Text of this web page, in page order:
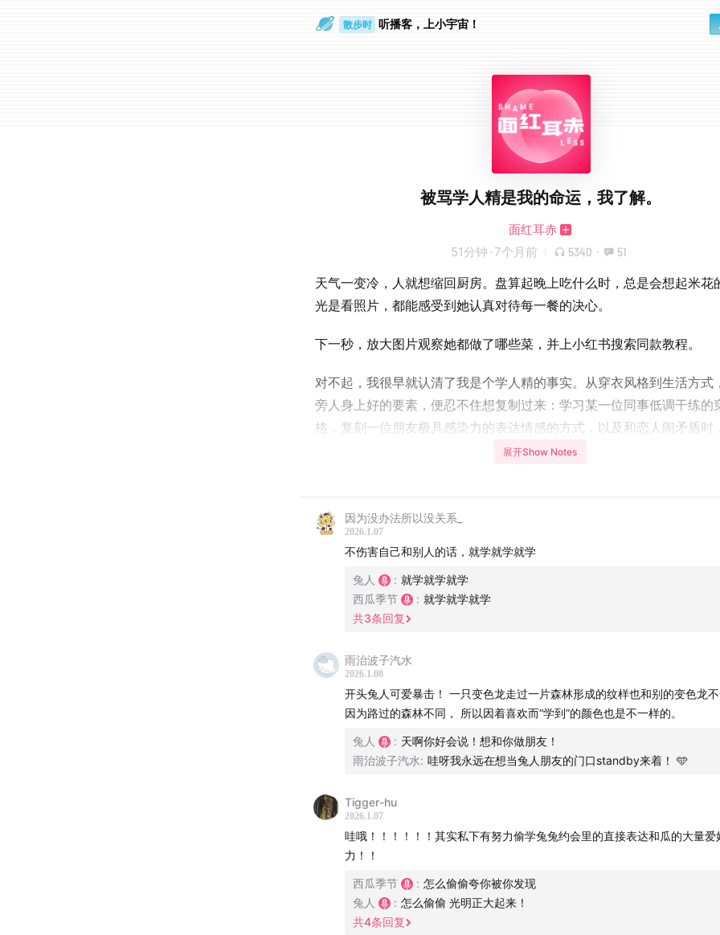
散步时 听播客，上小宇宙！
被骂学人精是我的命运，我了解。
面红耳赤
51分钟 · 7个月前 5340 · 51
天气一变冷，人就想缩回厨房。盘算起晚上吃什么时，总是会想起米花
光是看照片，都能感受到她认真对待每一餐的决心。
下一秒，放大图片观察她都做了哪些菜，并上小红书搜索同款教程。
对不起，我很早就认清了我是个学人精的事实。从穿衣风格到生活方式
旁人身上好的要素，便忍不住想复制过来：学习某一位同事低调干练的
格，复刻一位朋友极具感染力的表达情感的方式，以及和恋人闹矛盾时
是以前的兔人会怎么做，大概会把事情吵开然后独自坐在马路牙子上抽
之前我们聊过一起对「特别」的渴望，这份渴望的背后，其实也是一刻
仿着认知标准里更好的、更特别的事物。真不知道这对我身边的人来说
赞扬，还是一份打扰。
人人都骂学人精，但谁还不是个学人精了。这期，我们就来聊一下，做
到底给我们带来了什么。
-
很多模仿都是一种自保。
强行模仿不合适的风格，是我人生黑历史的重要组成部分。
先学着，万一哪天用得上呢？
21:23 我们都是拿来别人身上的元素，在自己身上找答案。
好可惜啊，这些仪式感和我不兼容。
值得羡慕的幸福，很多都经过了精心过筛。
不去打扰别人的「震撼首发」，是一种礼貌。
展开Show Notes
因为没办法所以没关系_
2026.1.07
不伤害自己和别人的话，就学就学就学
兔人 : 就学就学就学
西瓜季节
: 就学就学就学
共3条回复
雨治波子汽水
2026.1.08
开头兔人可爱暴击！ 一只变色龙走过一片森林形成的纹样也和别的变色龙不
因为路过的森林不同， 所以因着喜欢而“学到”的颜色也是不一样的。
兔人 : 天啊你好会说！想和你做朋友！
雨治波子汽水: 哇呀我永远在想当兔人朋友的门口standby来着！ 🩵
Tigger-hu
2026.1.07
哇哦！！！！！！其实私下有努力偷学兔兔约会里的直接表达和瓜的大量爱
力！！
西瓜季节 : 怎么偷偷夸你被你发现
兔人
: 怎么偷偷 光明正大起来！
共4条回复